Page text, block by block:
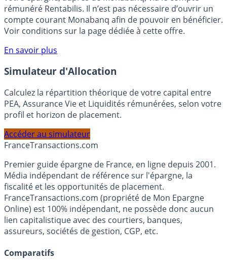
Bénéficiez de cette offre de placement sans risque pour
votre épargne, auprès de Monabanq, via le compte
rémunéré Rentabilis. Il n’est pas nécessaire d’ouvrir un
compte courant Monabanq afin de pouvoir en bénéficier.
Voir conditions sur la page dédiée à cette offre.
En savoir plus
Simulateur d'Allocation
Calculez la répartition théorique de votre capital entre
profil et horizon de placement.
FranceTransactions.com
Premier guide épargne de France, en ligne depuis 2001.
Média indépendant de référence sur l'épargne, la
fiscalité et les opportunités de placement.
FranceTransactions.com (propriété de Mon Epargne
Online) est 100% indépendant, ne possède donc aucun
assureurs, sociétés de gestion, CGP, etc.